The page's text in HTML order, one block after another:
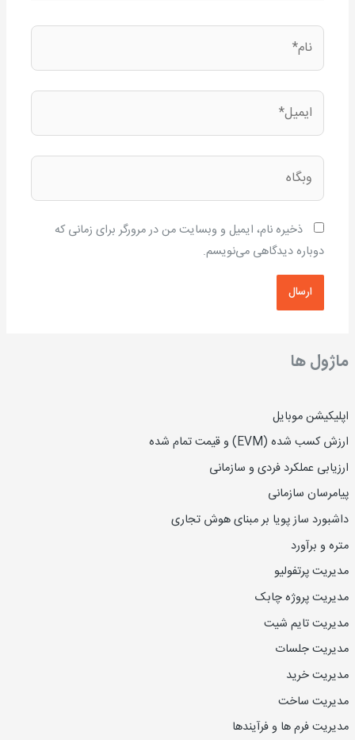
ماژول ها
اپلیکیشن موبایل
ارزش کسب شده (EVM) و قیمت تمام شده
ارزیابی عملکرد فردی و سازمانی
پیامرسان سازمانی
داشبورد ساز پویا بر مبنای هوش تجاری
متره و برآورد
مدیریت پرتفولیو
مدیریت پروژه چابک
مدیریت تایم شیت
مدیریت جلسات
مدیریت خرید
مدیریت ساخت
مدیریت فرم ها و فرآیندها
نام*
ایمیل*
وبگاه
ذخیره نام، ایمیل و وبسایت من در مرورگر برای زمانی که
دوباره دیدگاهی می‌نویسم.